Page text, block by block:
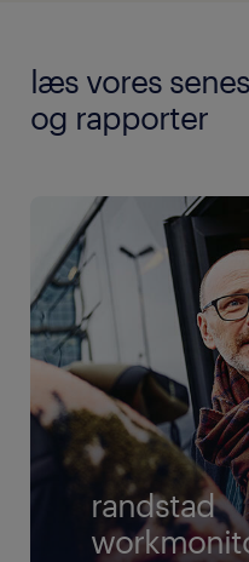
læs vores
og rapporter
randstad